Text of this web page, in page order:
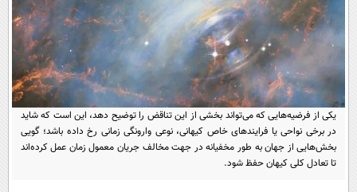
محیط زیست
سفر و تفریح
فناوری و It
اخبار کریپتو
گوناگون
سرگرمی
باشگاه مغز
مجله تصویری سلاح
فیلم
اقتصاد
ورزش
سیاست
عصر ایران 2
خواندنی ها و دیدنی ها
داستان کوتاه
آموزش زبان
یکی از فرضیه‌هایی که می‌تواند بخشی از این تناقض را توضیح دهد، این است که شاید
در برخی نواحی یا فرایندهای خاص کیهانی، نوعی وارونگی زمانی رخ داده باشد؛ گویی
بخش‌هایی از جهان به‌ طور مخفیانه در جهت مخالف جریان معمول زمان عمل کرده‌اند
تا تعادل کلی کیهان حفظ شود.